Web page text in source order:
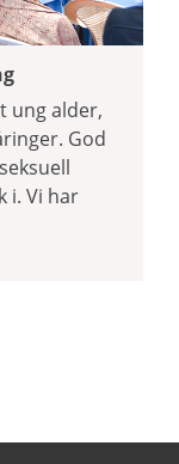
ung alder,
God
i. Vi har